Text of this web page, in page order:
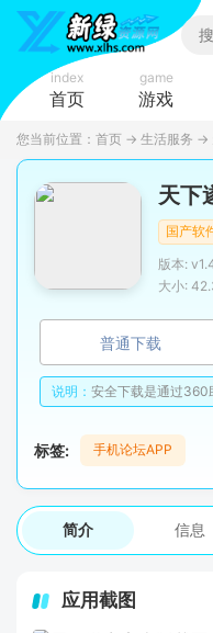
index
首页
game
游戏
您当前位置： 首页 → 生活服务 →
天下
国产软
版本:
大小:
普通下载
说明： 安全下载是通过360
标签: 手机论坛APP
简介 信息
应用截图